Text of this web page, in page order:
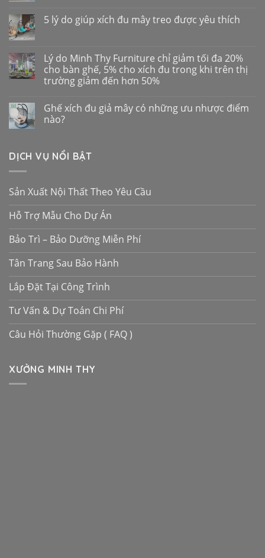
5 lý do giúp xích đu mây treo được yêu thích
Lý do Minh Thy Furniture chỉ giảm tối đa 20%
cho bàn ghế, 5% cho xích đu trong khi trên thị
trường giảm đến hơn 50%
Ghế xích đu giả mây có những ưu nhược điểm
nào?
DỊCH VỤ NỔI BẬT
Sản Xuất Nội Thất Theo Yêu Cầu
Hỗ Trợ Mẫu Cho Dự Án
Bảo Trì – Bảo Dưỡng Miễn Phí
Tân Trang Sau Bảo Hành
Lắp Đặt Tại Công Trình
Tư Vấn & Dự Toán Chi Phí
Câu Hỏi Thường Gặp ( FAQ )
XƯỞNG MINH THY